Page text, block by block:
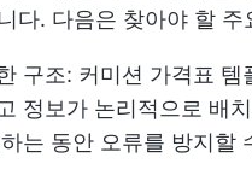
다. 다음은 찾아야 할 주
구조: 커미션 가격표 템
정보가 논리적으로 배
는 동안 오류를 방지할